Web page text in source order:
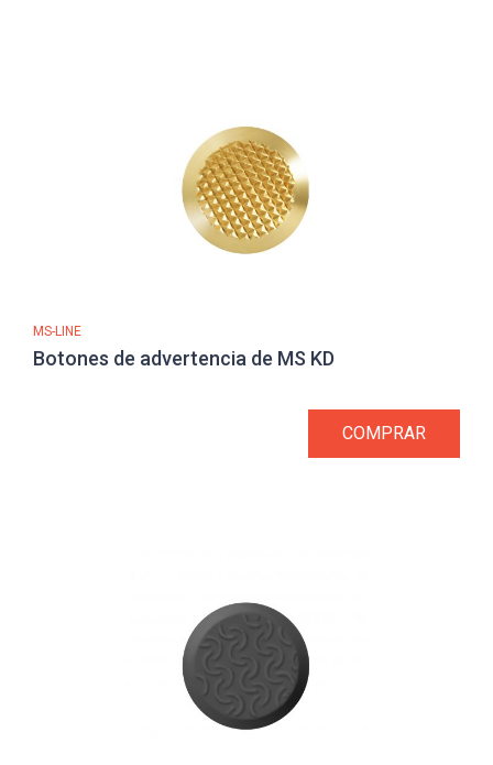
MS-LINE
Botones de advertencia de MS KD
COMPRAR